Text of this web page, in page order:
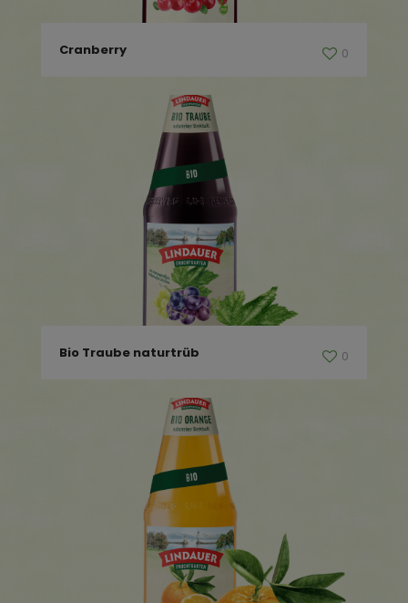
Cranberry 0
Bio Traube naturtrüb 0